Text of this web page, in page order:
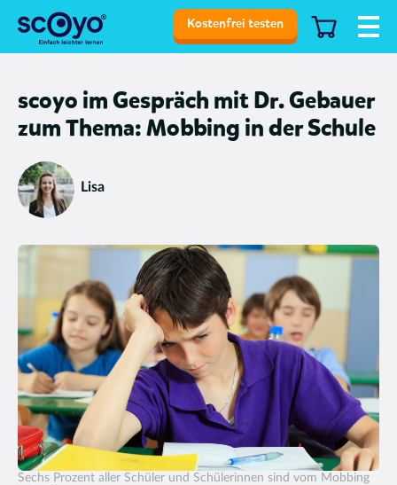
Kostenfrei testen
scoyo im Gespräch mit Dr. Gebauer
zum Thema: Mobbing in der Schule
Lisa
Sechs Prozent aller Schüler und Schülerinnen sind vom Mobbing